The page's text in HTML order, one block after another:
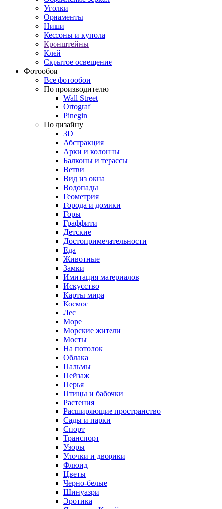
Уголки
Орнаменты
Ниши
Кессоны и купола
Кронштейны
Клей
Скрытое освещение
Фотообои
Все фотообои
По производителю
Wall Street
Ortograf
Pinegin
По дизайну
3D
Абстракция
Арки и колонны
Балконы и терассы
Ветви
Вид из окна
Водопады
Геометрия
Города и домики
Горы
Граффити
Детские
Достопримечательности
Еда
Животные
Замки
Имитация материалов
Искусство
Карты мира
Космос
Лес
Море
Морские жители
Мосты
На потолок
Облака
Пальмы
Пейзаж
Перья
Птицы и бабочки
Растения
Расширяющие пространство
Сады и парки
Спорт
Транспорт
Узоры
Улочки и дворики
Флюид
Цветы
Черно-белые
Шинуазри
Эротика